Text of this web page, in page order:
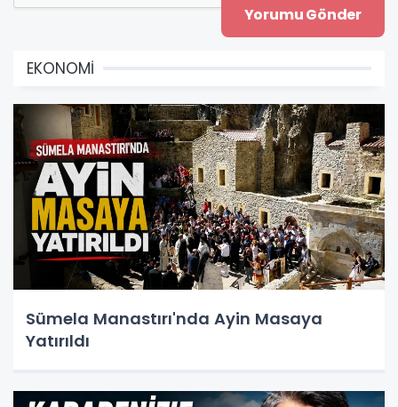
EKONOMİ
Sümela Manastırı'nda Ayin Masaya
Yatırıldı